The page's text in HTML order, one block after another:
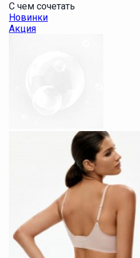
С чем сочетать
Новинки
Акция